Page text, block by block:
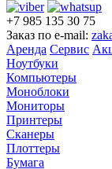
+7 985 135 30 75
Заказ по e-mail:
Аренда Сервис
Ноутбуки
Компьютеры
Моноблоки
Мониторы
Принтеры
Сканеры
Плоттеры
Бумага